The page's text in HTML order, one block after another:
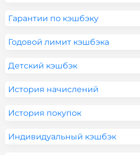
Гарантии по кэшбэку
Годовой лимит кэшбэка
Детский кэшбэк
История начислений
История покупок
Индивидуальный кэшбэк